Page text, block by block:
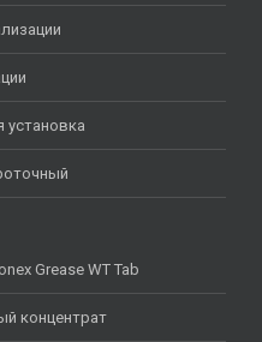
установка
Grease WT Tab
концентрат